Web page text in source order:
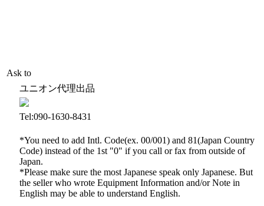
Ask to
ユニオン代理出品
Tel:090-1630-8431
*You need to add Intl. Code(ex. 00/001) and 81(Japan Country
Code) instead of the 1st "0" if you call or fax from outside of
Japan.
*Please make sure the most Japanese speak only Japanese. But
the seller who wrote Equipment Information and/or Note in
English may be able to understand English.